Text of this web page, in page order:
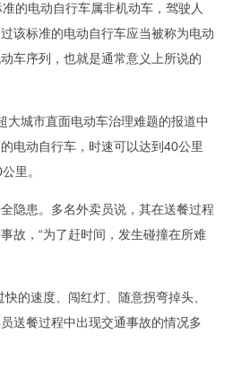
的电动自行车属非机动车，驾驶人
该标准的电动自行车应当被称为电动
车序列，也就是通常意义上所说的
大城市直面电动车治理难题的报道中
电动自行车，时速可以达到40公里
里。
隐患。多名外卖员说，其在送餐过程
故，“为了赶时间，发生碰撞在所难
的速度、闯红灯、随意拐弯掉头、
送餐过程中出现交通事故的情况多